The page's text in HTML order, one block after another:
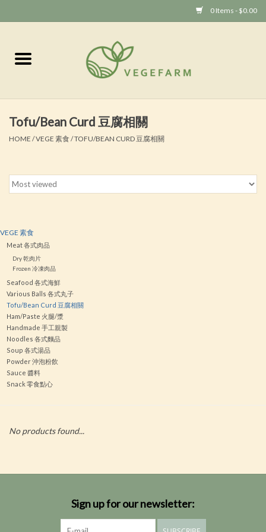
0 Items - $0.00
Home
Vegan 全素
Tofu/Bean Curd 豆腐相關
HOME /VEGE 素食/TOFU/BEAN CURD 豆腐相關
VEGE 素食
Meat 各式肉品
Dry 乾肉片
Frozen 冷凍肉品
Seafood 各式海鮮
Various Balls 各式丸子
Tofu/Bean Curd 豆腐相關
Ham/Paste 火腿/漿
Handmade 手工親製
Noodles 各式麵品
Soup 各式湯品
Powder 沖泡粉飲
Sauce 醬料
Snack 零食點心
No products found...
Sign up for our newsletter: